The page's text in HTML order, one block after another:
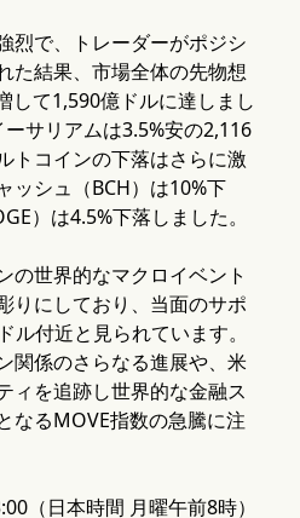
烈で、トレーダーがポジシ
た結果、市場全体の先物想
して1,590億ドルに達しまし
サリアムは3.5%安の2,116
トコインの下落はさらに激
ッシュ（BCH）は10%下
）は4.5%下落しました。
の世界的なマクロイベント
りにしており、当面のサポ
ル付近と見られています。
関係のさらなる進展や、米
ィを追跡し世界的な金融ス
なるMOVE指数の急騰に注
（日本時間 月曜午前8時）